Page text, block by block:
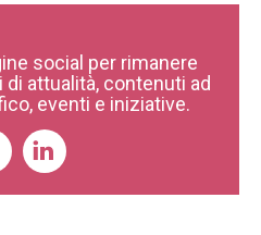
social per rimanere
attualità, contenuti ad
eventi e iniziative.